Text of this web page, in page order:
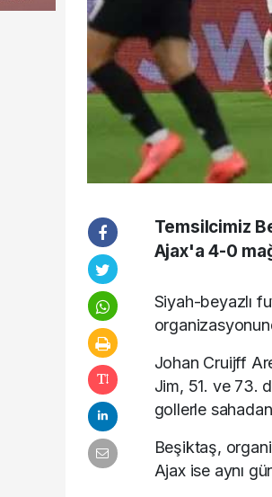
Temsilcimiz
Ajax'a 4-0
Siyah-beyazlı
Johan Cruijff
Jim, 51. ve 73.
gollerle
Beşiktaş,
Ajax ise aynı